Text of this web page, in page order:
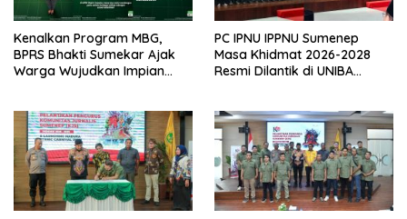
Kenalkan Program MBG,
BPRS Bhakti Sumekar Ajak
Warga Wujudkan Impian
PC IPNU IPPNU Sumenep
Masa Khidmat 2026-2028
Resmi Dilantik di UNIBA